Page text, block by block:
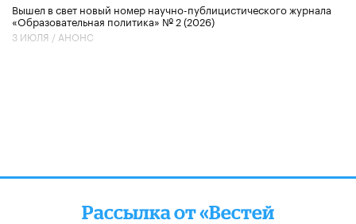
Вышел в свет новый номер научно-публицистического журнала
«Образовательная политика» № 2 (2026)
3 ИЮЛЯ / АНОНС
Рассылка от «Вестей